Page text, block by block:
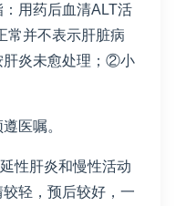
用药后血清ALT活
常并不表示肝脏病
肝炎未愈处理；②小
医嘱。
性肝炎和慢性活动
轻，预后较好，一